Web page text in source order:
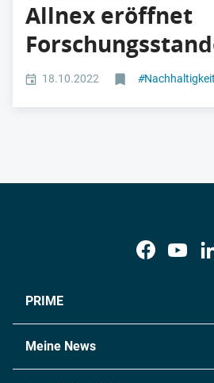
Allnex eröffnet
18.10.2022 #Nachhaltigkeit
PRIME
Meine News